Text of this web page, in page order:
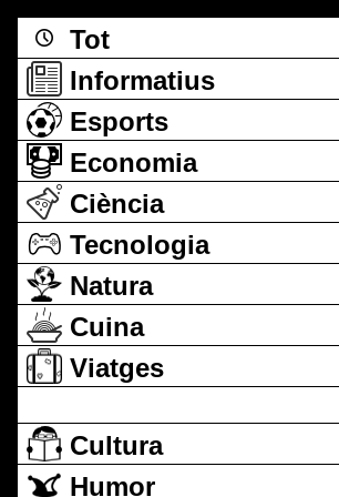
Tot
Informatius
Esports
Economia
Ciència
Tecnologia
Natura
Cuina
Viatges
Cultura
Humor